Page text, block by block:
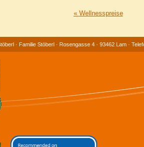
« Wellnesspreise
· Familie Stöberl · Rosengasse 4 · 93462 Lam ·